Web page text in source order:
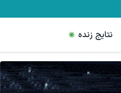
نتایج زنده